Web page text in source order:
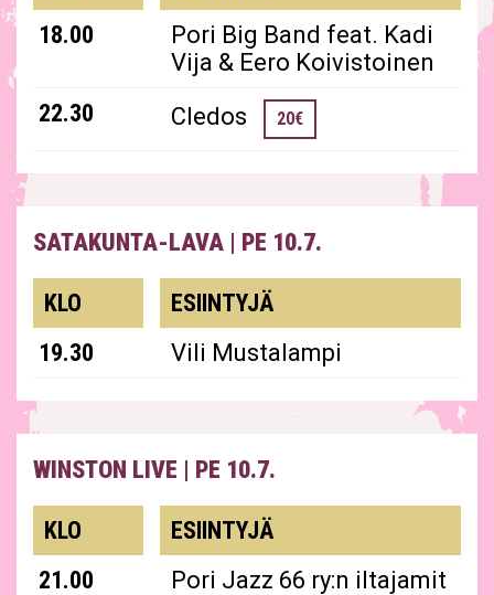
18.00
Pori Big Band feat. Kadi
Vija & Eero Koivistoinen
22.30
Cledos 20€
SATAKUNTA-LAVA | PE 10.7.
KLO
ESIINTYJÄ
19.30
Vili Mustalampi
WINSTON LIVE | PE 10.7.
KLO
ESIINTYJÄ
21.00
Pori Jazz 66 ry:n iltajamit